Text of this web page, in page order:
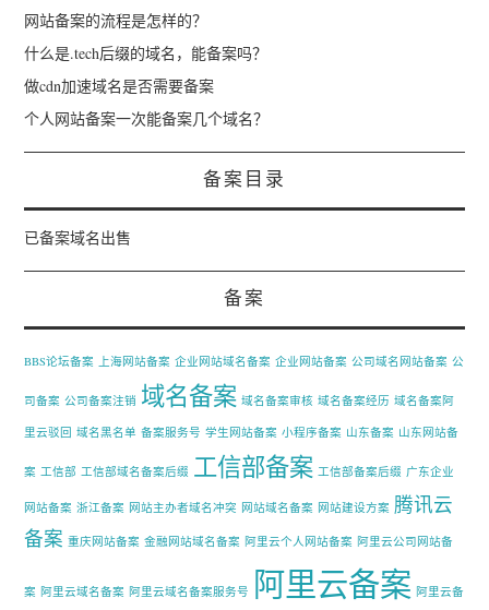
网站备案的流程是怎样的？
什么是.tech后缀的域名，能备案吗？
做cdn加速域名是否需要备案
个人网站备案一次能备案几个域名？
备案目录
已备案域名出售
备案
BBS论坛备案 上海网站备案 企业网站域名备案 企业网站备案 公司域名网站备案 公
司备案 公司备案注销 域名备案 域名备案审核 域名备案经历 域名备案阿
里云驳回 域名黑名单 备案服务号 学生网站备案 小程序备案 山东备案 山东网站备
案 工信部 工信部域名备案后缀 工信部备案 工信部备案后缀 广东企业
网站备案 浙江备案 网站主办者域名冲突 网站域名备案 网站建设方案 腾讯云
备案 重庆网站备案 金融网站域名备案 阿里云个人网站备案 阿里云公司网站备
案 阿里云域名备案 阿里云域名备案服务号 阿里云备案 阿里云备